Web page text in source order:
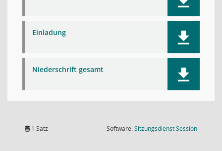
Einladung
Niederschrift gesamt
1 Satz Software:SitzungsdienstSession(Wird in